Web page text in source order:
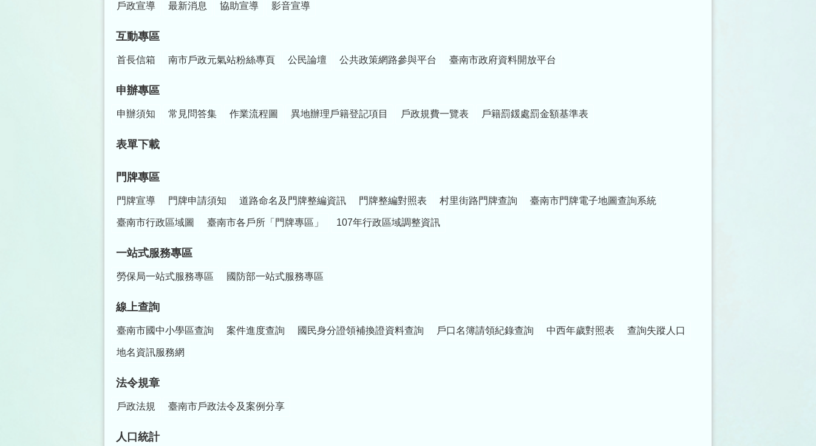
戶政宣導 最新消息 協助宣導 影音宣導
互動專區
首長信箱 南市戶政元氣站粉絲專頁 公民論壇 公共政策網路參與平台 臺南市政府資料開放平台
申辦專區
申辦須知 常見問答集 作業流程圖 異地辦理戶籍登記項目 戶政規費一覽表 戶籍罰鍰處罰金額基準表
表單下載
門牌專區
門牌宣導 門牌申請須知 道路命名及門牌整編資訊 門牌整編對照表 村里街路門牌查詢 臺南市門牌電子地圖查詢系統
臺南市行政區域圖 臺南市各戶所「門牌專區」 107年行政區域調整資訊
一站式服務專區
勞保局一站式服務專區 國防部一站式服務專區
線上查詢
臺南市國中小學區查詢 案件進度查詢 國民身分證領補換證資料查詢 戶口名簿請領紀錄查詢 中西年歲對照表 查詢失蹤人口
地名資訊服務網
法令規章
戶政法規 臺南市戶政法令及案例分享
人口統計